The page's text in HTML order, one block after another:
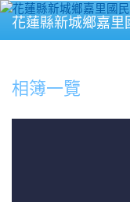
花蓮縣新城鄉嘉
相簿一覽